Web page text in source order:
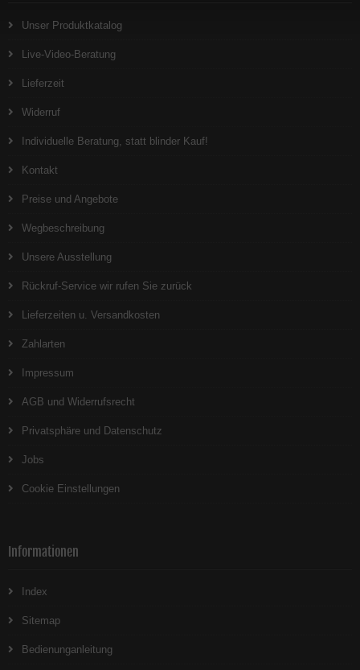
Unser Produktkatalog
Live-Video-Beratung
Lieferzeit
Widerruf
Individuelle Beratung, statt blinder Kauf!
Kontakt
Preise und Angebote
Wegbeschreibung
Unsere Ausstellung
Rückruf-Service wir rufen Sie zurück
Lieferzeiten u. Versandkosten
Zahlarten
Impressum
AGB und Widerrufsrecht
Privatsphäre und Datenschutz
Jobs
Cookie Einstellungen
Informationen
Index
Sitemap
Bedienunganleitung